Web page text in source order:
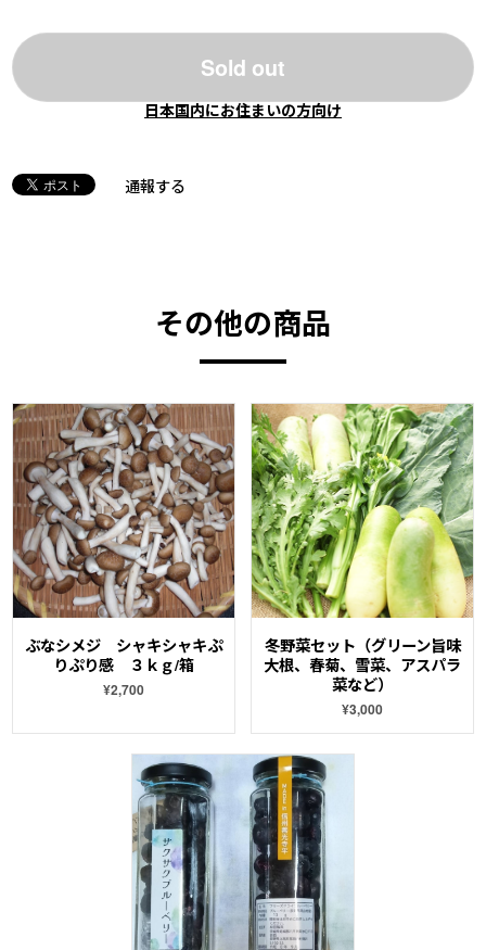
Sold out
日本国内にお住まいの方向け
通報する
その他の商品
ぶなシメジ シャキシャキぷ
りぷり感 ３ｋｇ/箱
¥2,700
冬野菜セット（グリーン旨味
大根、春菊、雪菜、アスパラ
菜など）
¥3,000